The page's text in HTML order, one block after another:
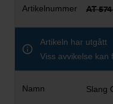
AT
Artikeln har utgått
Viss avvikelse kan
Slang